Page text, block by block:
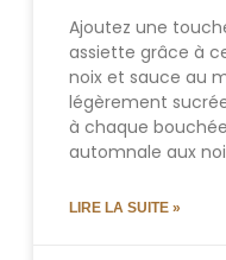
Ajoutez une
assiette grâce à
noix et sauce au
légèrement
à chaque
automnale aux
LIRE LA SUITE »